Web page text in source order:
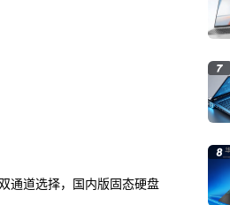
通道选择，国内版固态硬盘